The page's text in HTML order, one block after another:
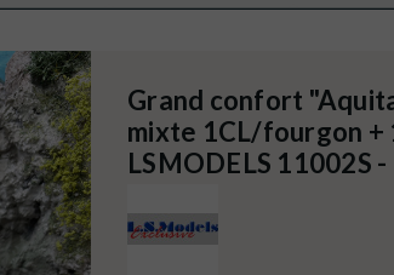
Grand confort
mixte 1CL/fourgon +
LSMODELS 11002S